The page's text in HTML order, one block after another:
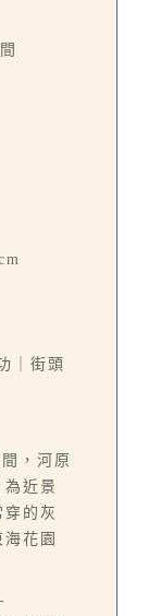
｜街頭
，河原
近景
的灰
花園